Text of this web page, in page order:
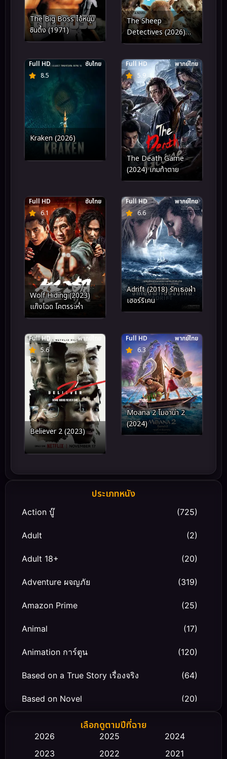
The Big Boss ไอ้หนุ่ม
ซินตึ้ง (1971)
The Sheep
Detectives (2026)
แก๊งแกะรอย ยอดนักสืบ
8.5
Full HD ซับไทย
Kraken (2026)
5.9
Full HD พากย์ไทย
The Death Game
(2024) เกมท้าตาย
6.1
Full HD ซับไทย
Wolf Hiding (2023)
แก๊งโฉด โคตรระห่ำ
6.6
Full HD พากย์ไทย
Adrift (2018) รักเธอฝ่า
เฮอร์ริเคน
5.6
Full HD พากย์ไทย
Believer 2 (2023)
6.3
Full HD พากย์ไทย
Moana 2 โมอาน่า 2
(2024)
ประเภทหนัง
Action บู๊ (725)
Adult (2)
Adult 18+ (20)
Adventure ผจญภัย (319)
Amazon Prime (25)
Animal (17)
Animation การ์ตูน (120)
Based on a True Story เรื่องจริง (64)
Based on Novel (20)
Biography ชีวิตจริงเลือกดูตามปีที่ฉาย
2026 2025
2024
2023
2022
2021